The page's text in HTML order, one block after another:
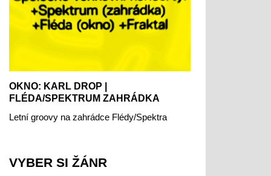
OKNO: KARL DROP |
FLÉDA/SPEKTRUM ZAHRÁDKA
Letní groovy na zahrádce Flédy/Spektra
VYBER SI ŽÁNR